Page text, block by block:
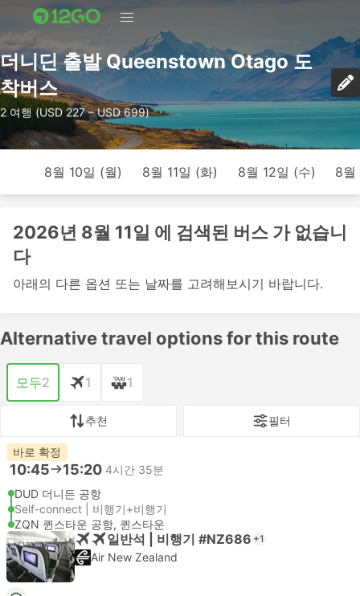
더니딘 출발 Queenstown Otago 도
착버스
2 여행 (USD 227 – USD 699)
8월 10일 (월) 8월 11일 (화) 8월 12일 (수) 8월
2026년 8월 11일 에 검색된 버스 가 없습니
다
아래의 다른 옵션 또는 날짜를 고려해보시기 바랍니다.
Alternative travel options for this route
모두2 1 1
추천 필터
바로 확정
10:45 15:20 4시간 35분
DUD 더니든 공항
Self-connect | 비행기+비행기
ZQN 퀸스타운 공항, 퀸스타운
일반석 | 비행기 #NZ686 +1
Air New Zealand